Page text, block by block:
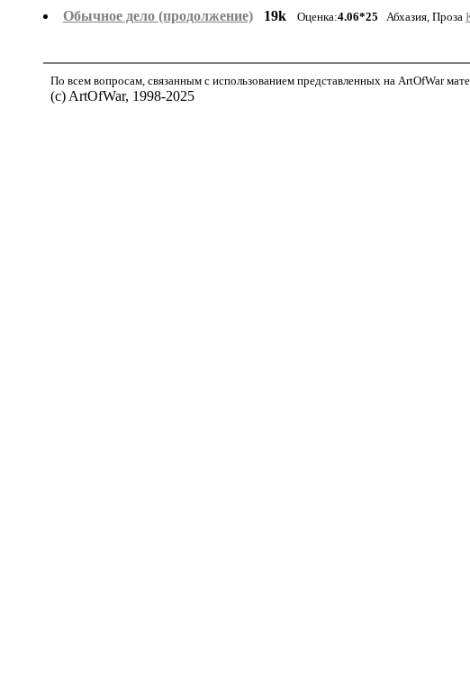
Обычное дело (продолжение)
19k Оценка:4.06*25 Абхазия, Проза
По всем вопросам, связанным с использованием представленных на ArtOfWar
(с) ArtOfWar, 1998-2025